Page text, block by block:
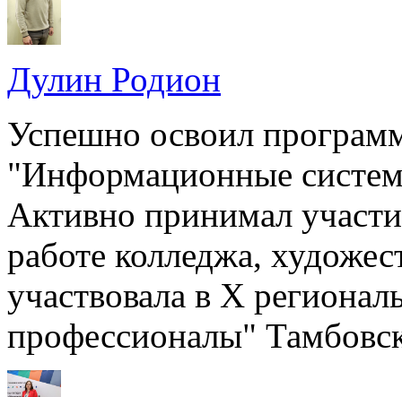
Дулин Родион
Успешно освоил
"Информационные
Активно принимал
работе колледжа,
участвовала в X
профессионалы"